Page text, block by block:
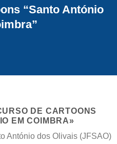
“Santo António
DE CARTOONS
EM COIMBRA»
António dos Olivais (JFSAO)